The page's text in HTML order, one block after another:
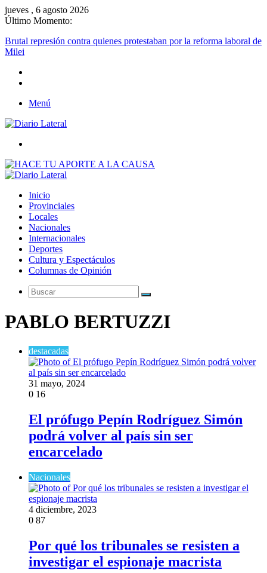
jueves , 6 agosto 2026
Último Momento:
Brutal represión contra quienes protestaban por la reforma laboral de
Milei
Menú
Inicio
Provinciales
Locales
Nacionales
Internacionales
Deportes
Cultura y Espectáculos
Columnas de Opinión
Buscar
PABLO BERTUZZI
destacadas
31 mayo, 2024
0 16
El prófugo Pepín Rodríguez Simón
podrá volver al país sin ser
encarcelado
Nacionales
4 diciembre, 2023
0 87
Por qué los tribunales se resisten a
investigar el espionaje macrista